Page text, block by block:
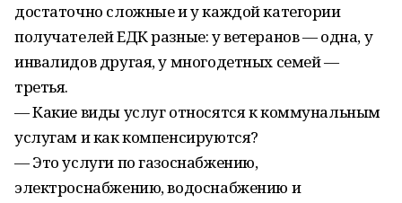
достаточно сложные и у каждой категории
получателей ЕДК разные: у ветеранов — одна, у
инвалидов другая, у многодетных семей —
третья.
— Какие виды услуг относятся к коммунальным
услугам и как компенсируются?
— Это услуги по газоснабжению,
электроснабжению, водоснабжению и